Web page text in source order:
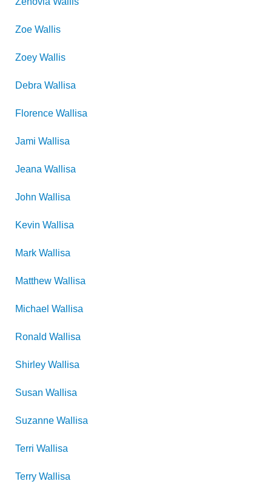
Zoe Wallis
Zoey Wallis
Debra Wallisa
Florence Wallisa
Jami Wallisa
Jeana Wallisa
John Wallisa
Kevin Wallisa
Mark Wallisa
Matthew Wallisa
Michael Wallisa
Ronald Wallisa
Shirley Wallisa
Susan Wallisa
Suzanne Wallisa
Terri Wallisa
Terry Wallisa